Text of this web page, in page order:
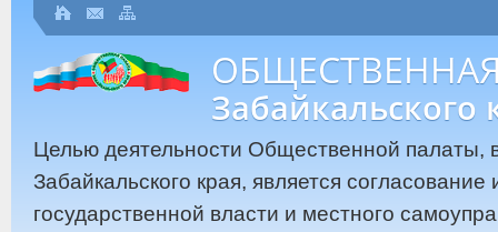
Забайкальского
Целью деятельности Общественной палаты,
Забайкальского края, является
государственной власти и местного